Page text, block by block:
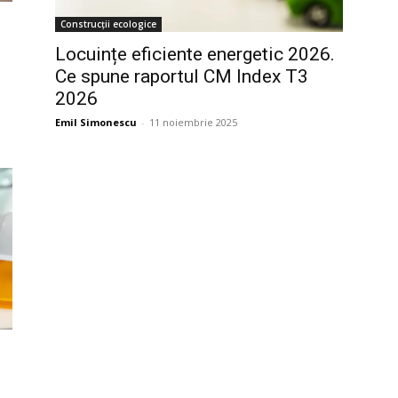
Construcții ecologice
Locuințe eficiente energetic 2026.
Ce spune raportul CM Index T3
2026
Emil Simonescu - 11 noiembrie 2025